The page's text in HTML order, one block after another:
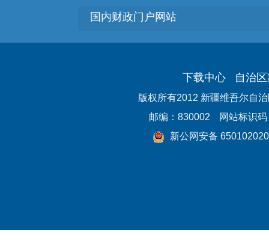
国内财政门户网站
下载中心 自治
版权所有2012 新疆维吾尔自
邮编：830002
网站标识
新公网安备